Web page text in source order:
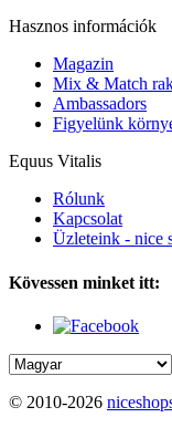
Hasznos információk
Magazin
Mix & Match
Ambassadors
Figyelünk
Equus Vitalis
Rólunk
Kapcsolat
Üzleteink - nice
Kövessen minket itt:
© 2010-2026